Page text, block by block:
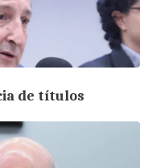
de títulos